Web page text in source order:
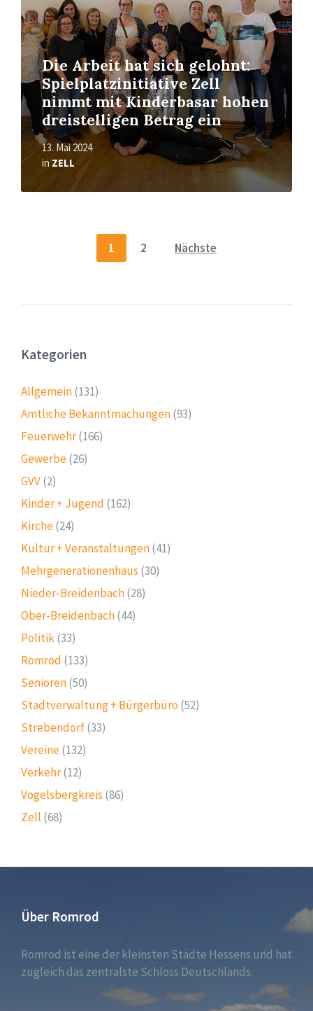
Die Arbeit hat sich gelohnt:
Spielplatzinitiative Zell
nimmt mit Kinderbasar hohen
dreistelligen Betrag ein
13. Mai 2024
in ZELL
Seitennummerierung
Beiträge
1 2 Nächste
Kategorien
Allgemein(131)
Amtliche Bekanntmachungen(93)
Feuerwehr(166)
Gewerbe(26)
GVV(2)
Kinder + Jugend (162)
Kirche(24)
Kultur + Veranstaltungen(41)
Mehrgenerationenhaus (30)
Nieder-Breidenbach(28)
Ober-Breidenbach(44)
Politik(33)
Romrod (133)
Senioren(50)
Stadtverwaltung + Bürgerbüro (52)
Strebendorf(33)
Vereine(132)
Verkehr(12)
Vogelsbergkreis (86)
Zell (68)
Über Romrod
Romrod ist eine der kleinsten Städte Hessens und hat
zugleich das zentralste Schloss Deutschlands.